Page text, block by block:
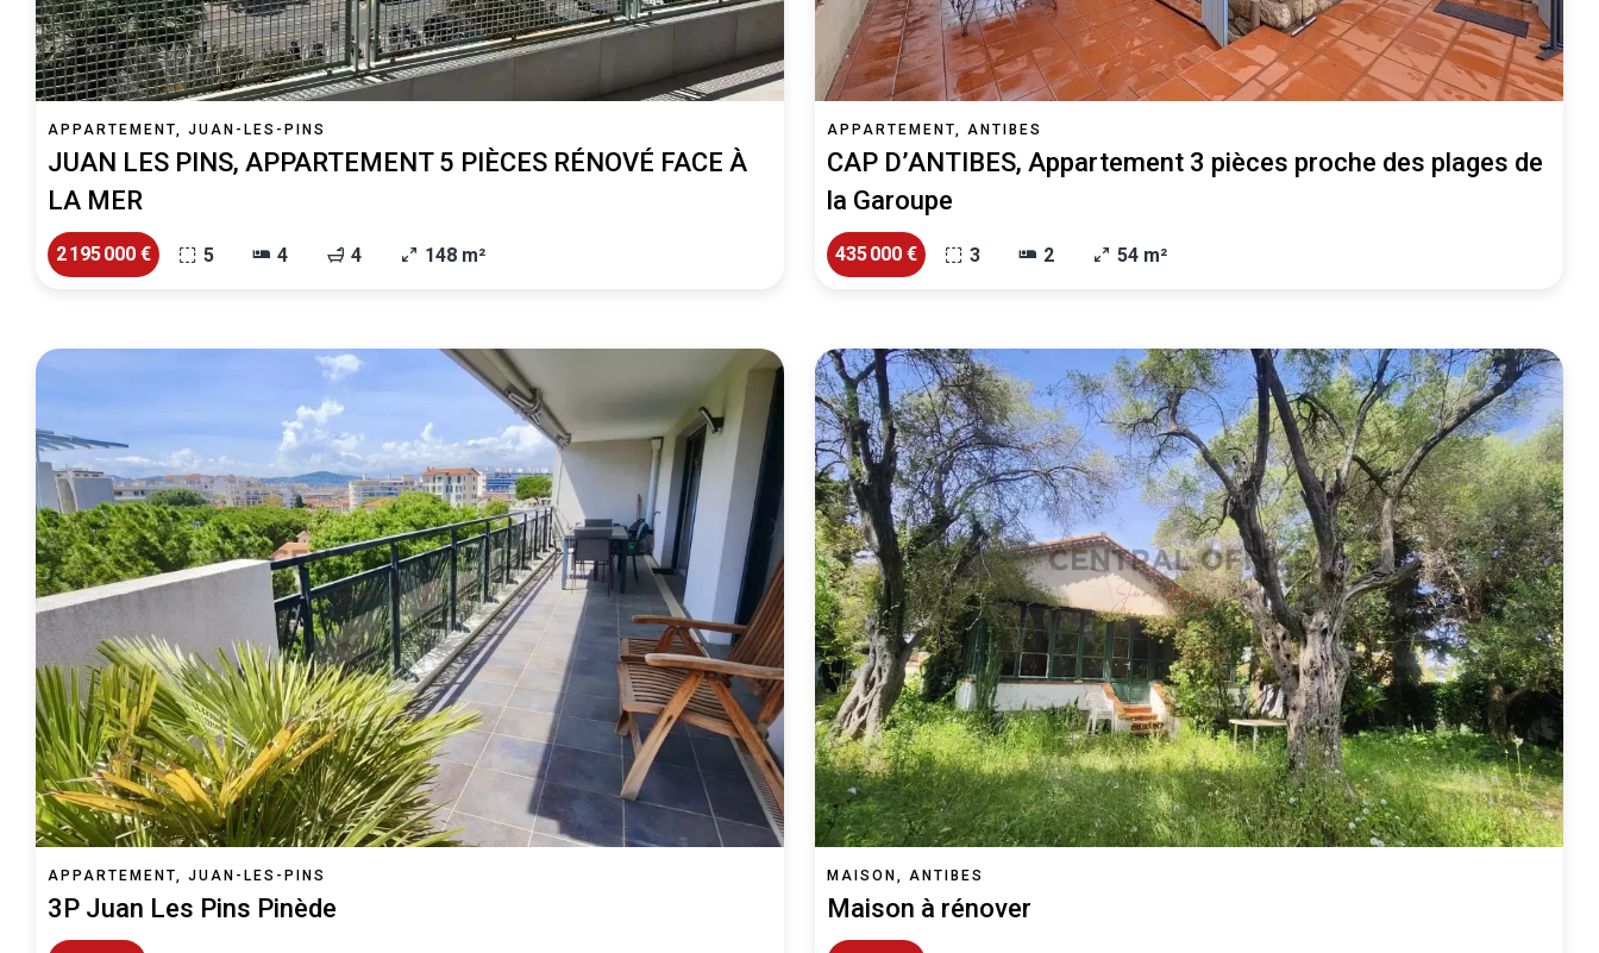
APPARTEMENT, JUAN-LES-PINS
JUAN LES PINS, APPARTEMENT 5 PIÈCES RÉNOVÉ FACE À
LA MER
2 195 000 € 5 4 4 148 m²
APPARTEMENT, ANTIBES
CAP D’ANTIBES, Appartement 3 pièces proche des plages de
la Garoupe
435 000 € 3 2 54 m²
APPARTEMENT, JUAN-LES-PINS
3P Juan Les Pins Pinède
MAISON, ANTIBES
Maison à rénover